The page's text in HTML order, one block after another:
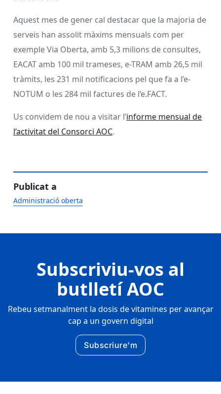
Aquest mes de gener cal destacar que la majoria de
serveis han assolit màxims mensuals com per
exemple Via Oberta, amb 5,3 milions de consultes,
EACAT amb 100 mil trameses, e-TRAM amb 26,5 mil
tràmits, les 231 mil notificacions pel que fa a l’e-
NOTUM o les 284 mil factures de l’e.FACT.
Us convidem de nou a visitar l’informe mensual de
l’activitat del Consorci AOC.
Publicat a
Administració oberta
Subscriviu-vos al
butlletí AOC
Rebeu setmanalment la dosis de vitamines per avançar
cap a un govern digital
Subscriure'm